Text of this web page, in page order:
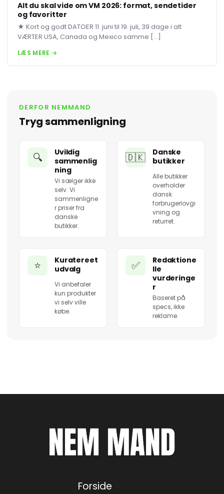
Alt du skal vide om VM 2026: format, sendetider
og favoritter
★ Kort og godt DATOER 11. juni til 19. juli, 39 dage i alt
VÆRTER USA, Canada og Mexico samme […]
LÆS MERE →
DERFOR NEMMAND
Tryg sammenligning
🔍
Uvildig
sammenlig
ning
Vi sælger ikke
selv. Vi
sammenligne
r priser fra
danske
butikker.
🇩🇰
Danske
butikker
Alle butikker
overholder
dansk
forbrugerlovgi
vning og
returret.
⭐
Kuratereet
udvalg
Vi anbefaler
kun produkter
vi selv ville
købe.
✅
Redaktione
lle
vurderinge
r
Baseret på
specs, ikke
reklame.
Forside